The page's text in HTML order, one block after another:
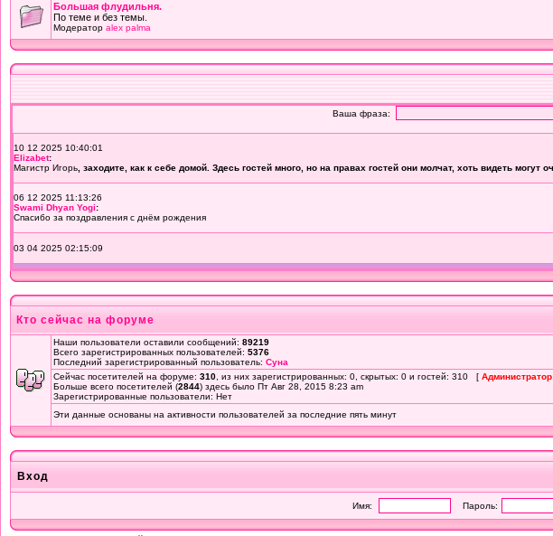
Большая флудильня.
По теме и без темы.
Модератор alex palma
Кто сейчас на форуме
Наши пользователи оставили сообщений: 89219
Всего зарегистрированных пользователей: 5376
Последний зарегистрированный пользователь: Суна
Сейчас посетителей на форуме: 310 , из них зарегистрированных: 0, скрытых: 0 и гостей: 310 [ Администратор
Больше всего посетителей (2844) здесь было Пт Авг 28, 2015 8:23 am
Зарегистрированные пользователи: Нет
Эти данные основаны на активности пользователей за последние пять минут
Вход
Имя: Пароль: